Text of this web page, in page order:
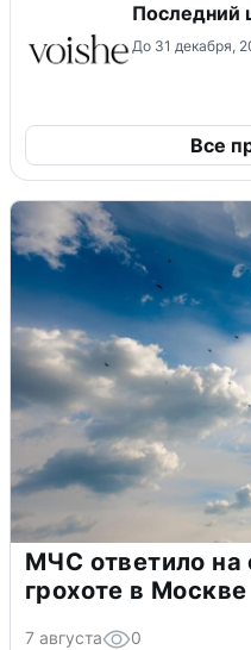
Последний
До 31 декабря,
Все
МЧС ответило на
грохоте в Москве
7 августа 0